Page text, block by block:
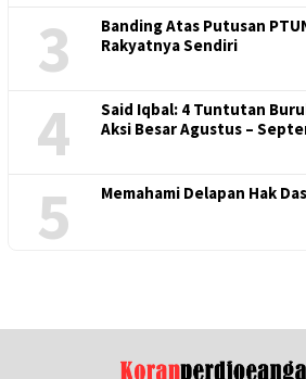
3
Banding Atas Putusan
Rakyatnya Sendiri
4
Said Iqbal: 4 Tuntutan
Aksi Besar Agustus –
5 Memahami Delapan Hak